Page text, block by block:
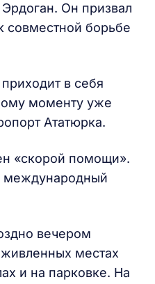
Он призвал
совместной борьбе
в себя
моменту уже
Ататюрка.
«скорой помощи».
международный
вечером
местах
и на парковке. На